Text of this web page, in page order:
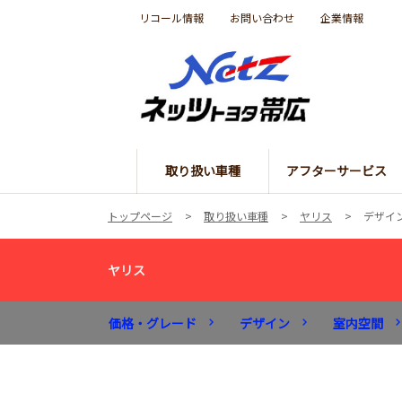
取り扱い車種 アフターサービス
リコール情報 お問い合わせ 企業情報
トップページ 取り扱い車種 ヤリス デザイ
ヤリス
価格・グレード デザイン 室内空間